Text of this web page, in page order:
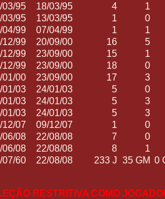
03/95 18/03/95 4
1
03/95 13/03/95 1
0
04/99 07/04/99 1
1
12/99 20/09/00 16
5
12/99 23/09/00 15
1
12/99 23/09/00 18
0
01/00 23/09/00 17
3
01/03 24/01/03 5
0
01/03 24/01/03 5
3
01/03 24/01/03 5
3
12/07 09/12/07 1
0
06/08 22/08/08 7
0
06/08 22/08/08 8
1
07/60 22/08/08 233 J 35 GM 0
RESTRITIVA COMO